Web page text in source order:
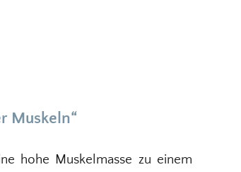
Muskeln“
hohe Muskelmasse zu einem